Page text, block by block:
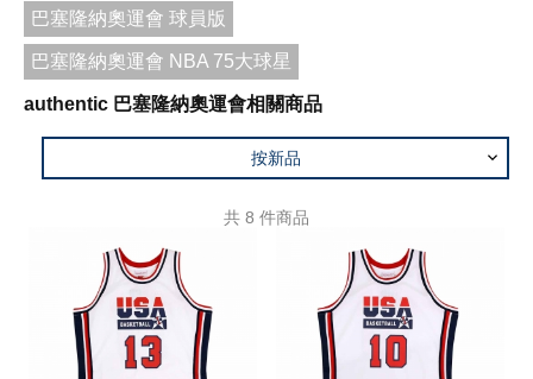
巴塞隆納奧運會 球員版
巴塞隆納奧運會 NBA 75大球星
authentic 巴塞隆納奧運會相關商品
按新品
共 8 件商品